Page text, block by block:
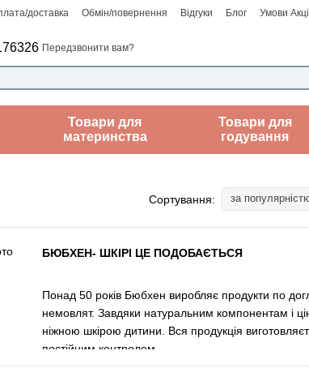
доставка Обмін/повернення Відгуки Блог Умови
Передзвонити вам?
Товари для
материнства
Товари для
годування
Сортування: за
БЮБХЕН- ШКІРІ ЦЕ ПОДОБАЄТЬСЯ
Понад 50 років Бюбхен виробляє продукти по
немовлят. Завдяки натуральним компонентам і
ніжною шкірою дитини. Вся продукція
постійним контролем.
Визнання мам усього світу Бюбхен отримала